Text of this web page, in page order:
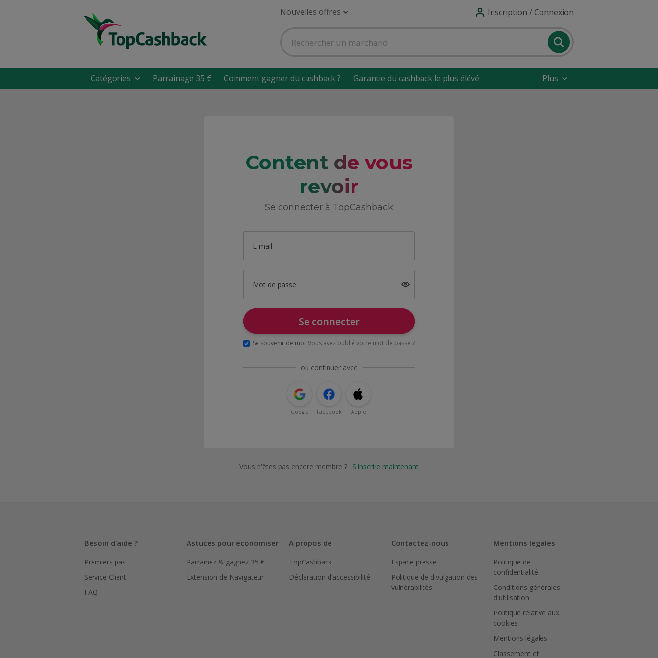
Nouvelles offres Inscription / Connexion
Catégories Parrainage 35 € Comment gagner du cashback ? Garantie du cashback le plus élévé Plus
Content de vous
revoir
Se connecter à TopCashback
E-mail
Mot de passe
Se connecter
Se souvenir de moi Vous avez oublié votre mot de passe ?
ou continuer avec
Google Facebook Apple
Vous n'êtes pas encore membre ? S'inscrire maintenant
Besoin d'aide ?
Premiers pas
Service Client
FAQ
Astuces pour économiser
Parrainez & gagnez 35 €
Extension de Navigateur
A propos de
TopCashback
Déclaration d’accessibilité
Contactez-nous
Espace presse
Politique de divulgation des
vulnérabilités
Mentions légales
Politique de
confidentialité
Conditions générales
d'utilisation
Politique relative aux
cookies
Mentions légales
Classement et